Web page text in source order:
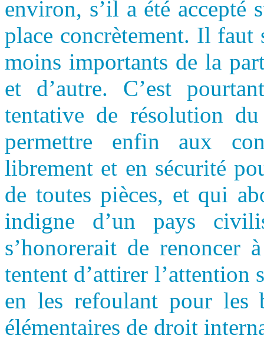
environ, s’il a été accepté
place concrètement. Il faut
moins importants de la
et d’autre. C’est
tentative de résolution
permettre enfin aux
librement et en sécurité
de toutes pièces, et qui
indigne d’un pays
s’honorerait de renoncer
tentent d’attirer l’attention
en les refoulant pour les
élémentaires de droit